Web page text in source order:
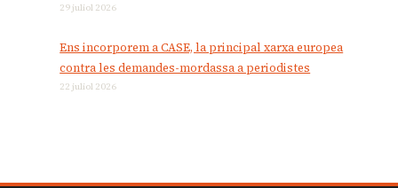
29 juliol 2026
Ens incorporem a CASE, la principal xarxa europea
contra les demandes-mordassa a periodistes
22 juliol 2026